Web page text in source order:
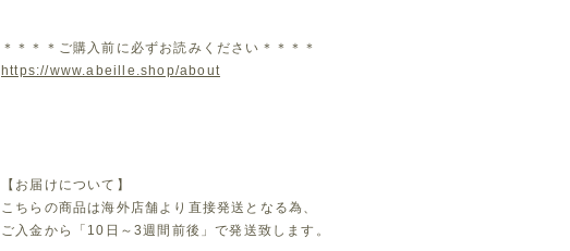
＊＊＊＊ご購入前に必ずお読みください＊＊＊＊
https://www.abeille.shop/about
【お届けについて】
こちらの商品は海外店舗より直接発送となる為、
ご入金から「10日～3週間前後」で発送致します。